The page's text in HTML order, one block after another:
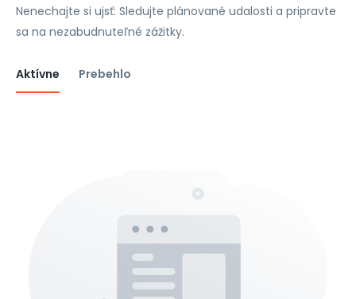
Nenechajte si ujsť: Sledujte plánované udalosti a pripravte
sa na nezabudnuteľné zážitky.
Aktívne Prebehlo